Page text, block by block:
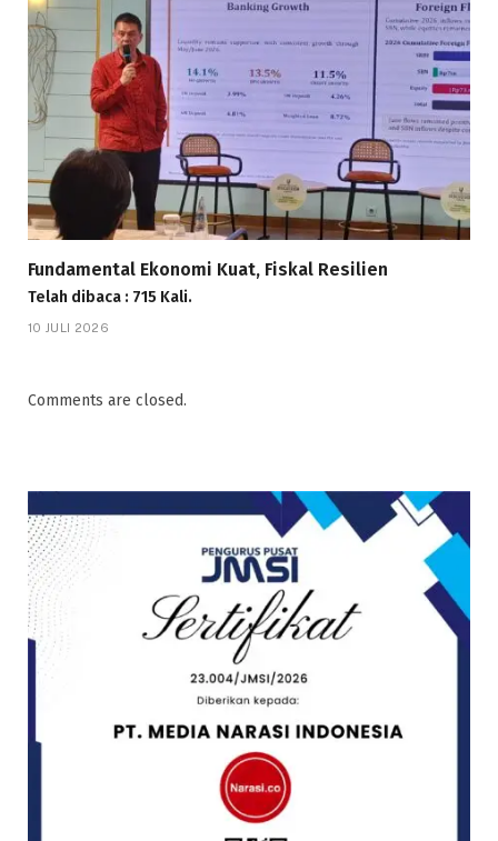
Fundamental Ekonomi Kuat, Fiskal Resilien
Telah dibaca : 715 Kali.
10 JULI 2026
Comments are closed.